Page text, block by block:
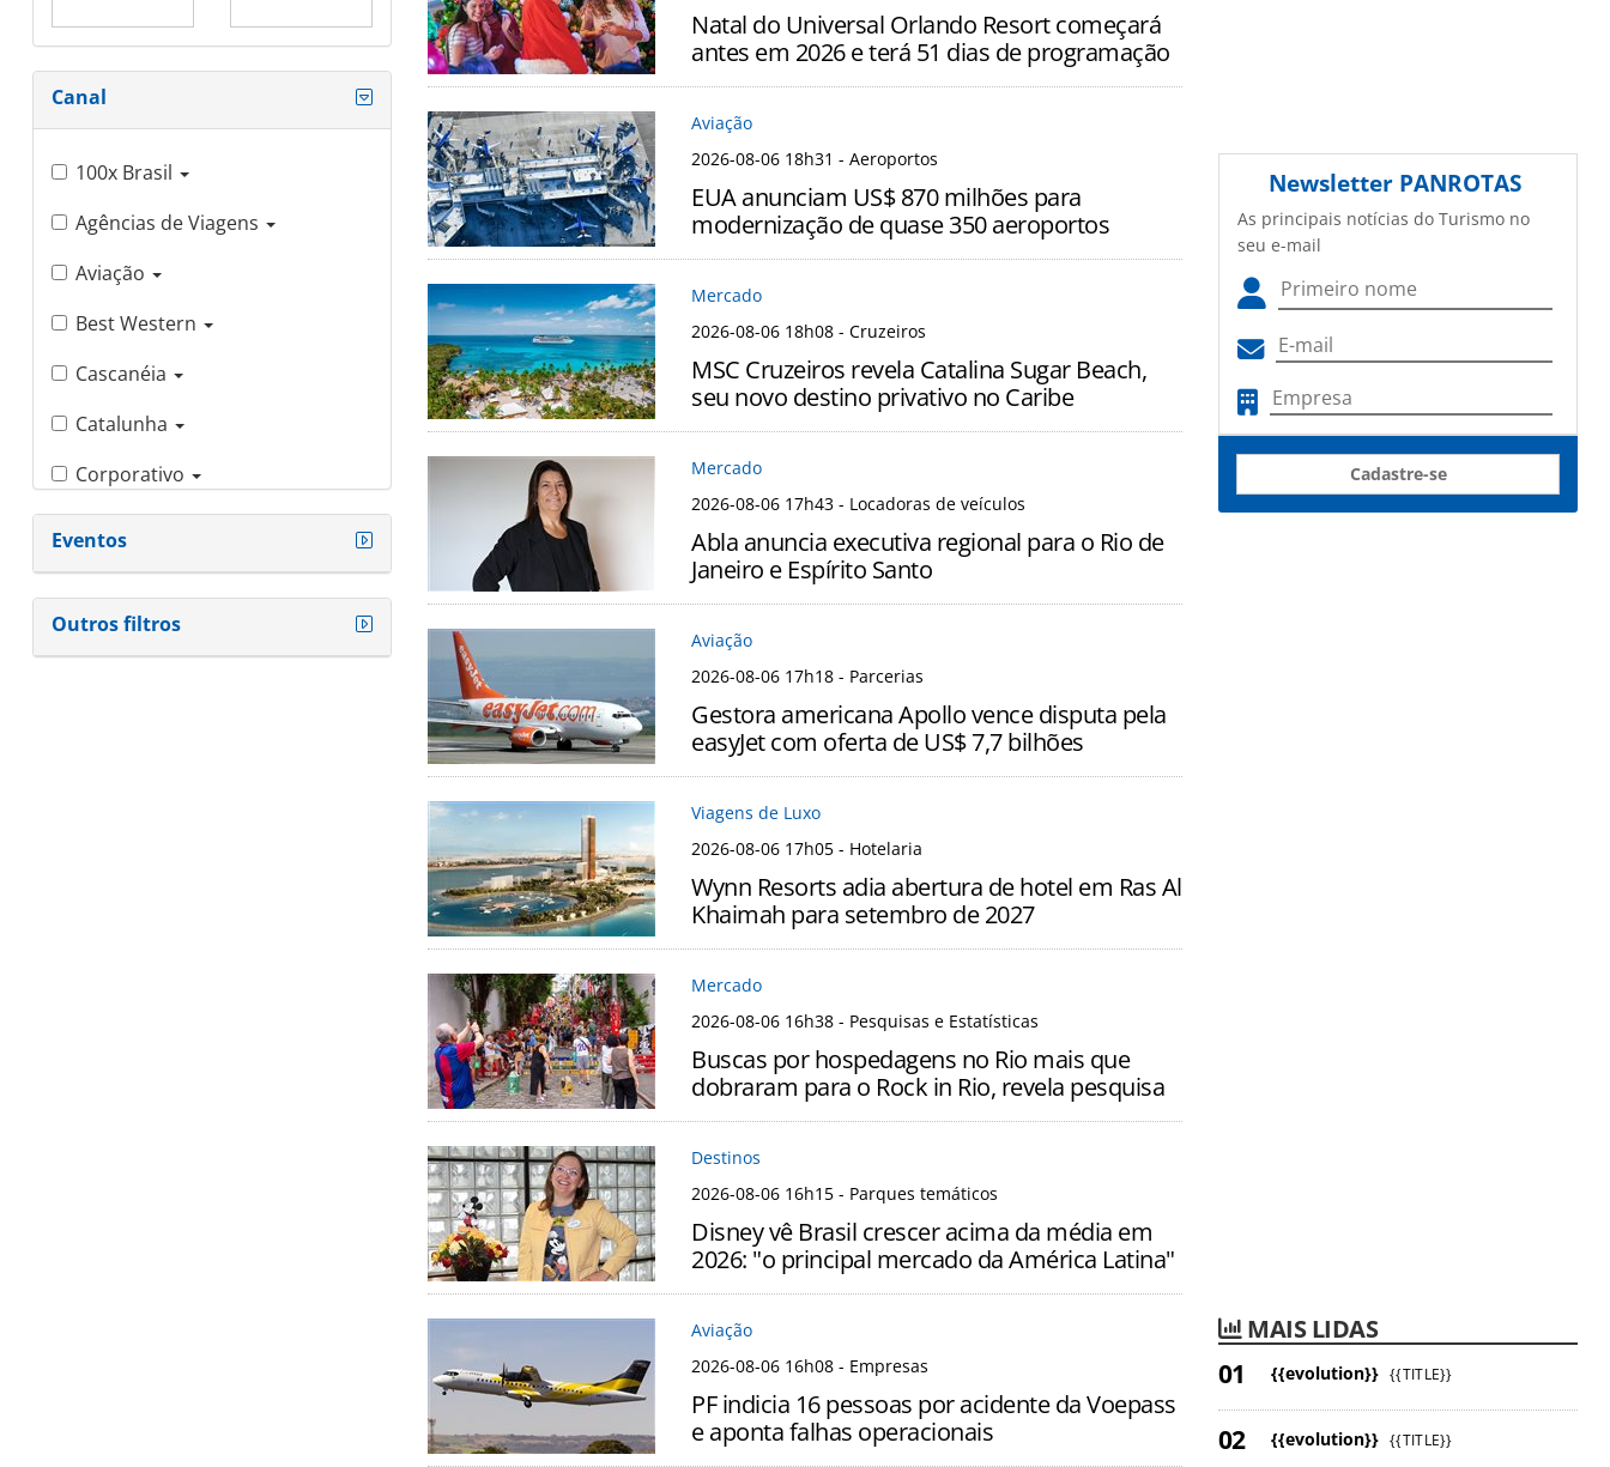
Canal
100x Brasil
Agências de Viagens
Aviação
Best Western
Cascanéia
Catalunha
Corporativo
CWW
Destinos
Eventos
Outros filtros
Natal do Universal Orlando Resort começará
antes em 2026 e terá 51 dias de programação
Aviação
2026-08-06 18h31 - Aeroportos
EUA anunciam US$ 870 milhões para
modernização de quase 350 aeroportos
Mercado
2026-08-06 18h08 - Cruzeiros
MSC Cruzeiros revela Catalina Sugar Beach,
seu novo destino privativo no Caribe
Mercado
2026-08-06 17h43 - Locadoras de veículos
Abla anuncia executiva regional para o Rio de
Janeiro e Espírito Santo
Aviação
2026-08-06 17h18 - Parcerias
Gestora americana Apollo vence disputa pela
easyJet com oferta de US$ 7,7 bilhões
Viagens de Luxo
2026-08-06 17h05 - Hotelaria
Wynn Resorts adia abertura de hotel em Ras Al
Khaimah para setembro de 2027
Mercado
2026-08-06 16h38 - Pesquisas e Estatísticas
Buscas por hospedagens no Rio mais que
dobraram para o Rock in Rio, revela pesquisa
Destinos
2026-08-06 16h15 - Parques temáticos
Disney vê Brasil crescer acima da média em
2026: "o principal mercado da América Latina"
Aviação
2026-08-06 16h08 - Empresas
PF indicia 16 pessoas por acidente da Voepass
e aponta falhas operacionais
Newsletter PANROTAS
As principais notícias do Turismo no
seu e-mail
Cadastre-se
MAIS LIDAS
{{evolution}} {{TITLE}}
{{evolution}} {{TITLE}}